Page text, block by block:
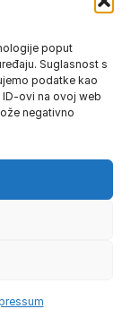
poput
Suglasnost s
podatke kao
ovi na ovoj web
negativno